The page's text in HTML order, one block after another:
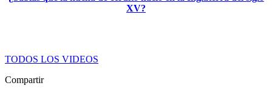
XV?
TODOS LOS VIDEOS
Compartir